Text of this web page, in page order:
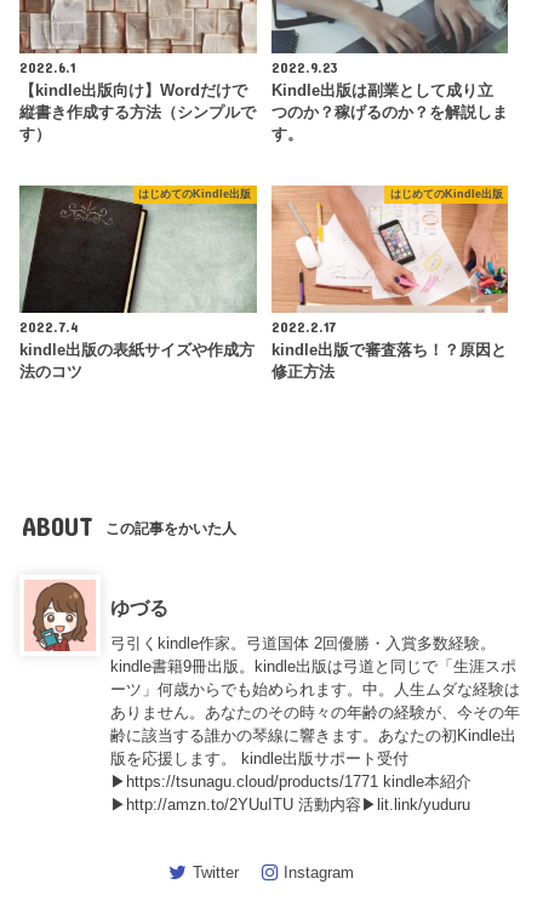
2022.6.1
【kindle出版向け】Wordだけで
縦書き作成する方法（シンプルで
す）
2022.9.23
Kindle出版は副業として成り立
つのか？稼げるのか？を解説しま
す。
はじめてのKindle出版
2022.7.4
kindle出版の表紙サイズや作成方
法のコツ
はじめてのKindle出版
2022.2.17
kindle出版で審査落ち！？原因と
修正方法
ABOUT この記事をかいた人
ゆづる
弓引くkindle作家。弓道国体 2回優勝・入賞多数経験。
kindle書籍9冊出版。kindle出版は弓道と同じで「生涯スポ
ーツ」何歳からでも始められます。中。人生ムダな経験は
ありません。あなたのその時々の年齢の経験が、今その年
齢に該当する誰かの琴線に響きます。あなたの初Kindle出
版を応援します。 kindle出版サポート受付
▶https://tsunagu.cloud/products/1771 kindle本紹介
▶http://amzn.to/2YUuITU 活動内容▶lit.link/yuduru
Twitter Instagram